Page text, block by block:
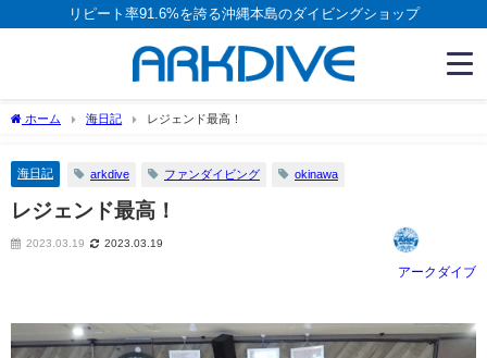
リピート率91.6%を誇る沖縄本島のダイビングショップ
ホーム 海日記 レジェンド最高！
海日記 arkdive ファンダイビング okinawa
レジェンド最高！
2023.03.19 2023.03.19
アークダイブ